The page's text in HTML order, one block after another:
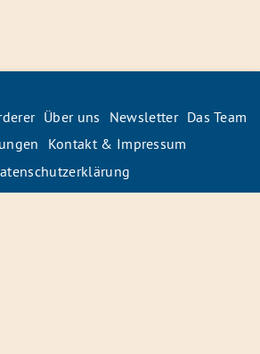
Über uns Newsletter Das Team
Kontakt & Impressum